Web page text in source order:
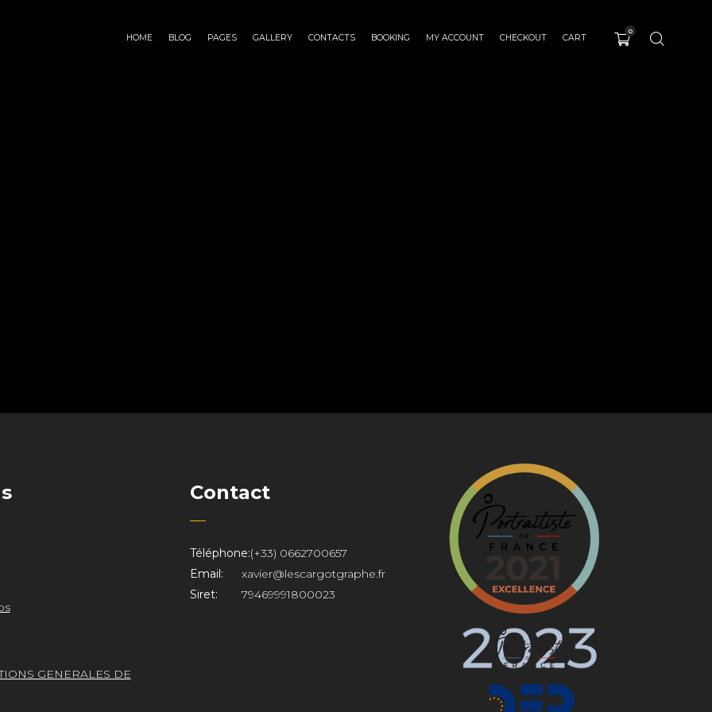
HOME BLOG PAGES GALLERY CONTACTS BOOKING MY ACCOUNT CHECKOUT CART
0
GENERALES DE
Contact
Téléphone:(+33) 0662700657
Email:
xavier@lescargotgraphe.fr
Siret:
79469991800023